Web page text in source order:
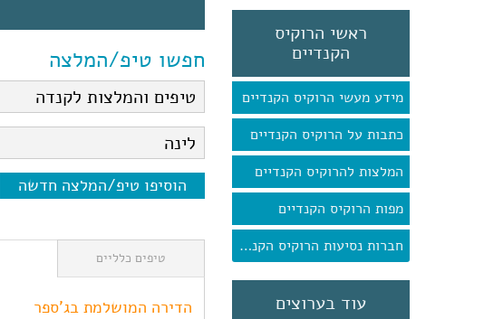
ראשי הרוקיס
הקנדיים
מידע מעשי הרוקיס הקנדיים
כתבות על הרוקיס הקנדיים
המלצות להרוקיס הקנדיים
מפות הרוקיס הקנדיים
חברות נסיעות הרוקיס הקנדיים
עוד בערוצים
חפשו טיפ/המלצה
הוסיפו טיפ/המלצה חדשה
טיפים כלליים
הדירה המושלמת בג'ספר